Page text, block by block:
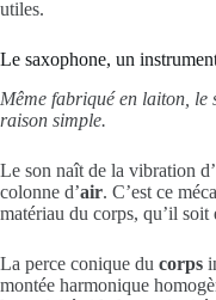
utiles.
Le saxophone, un
Même fabriqué en laiton, le
raison simple.
Le son naît de la vibration
colonne d’air. C’est ce
matériau du corps, qu’il soit
La perce conique du corps
montée harmonique